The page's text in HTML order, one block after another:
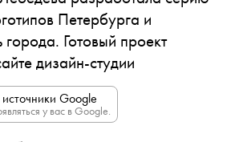
Петербурга и
Готовый проект
дизайн-студии
Google
у вас в Google.